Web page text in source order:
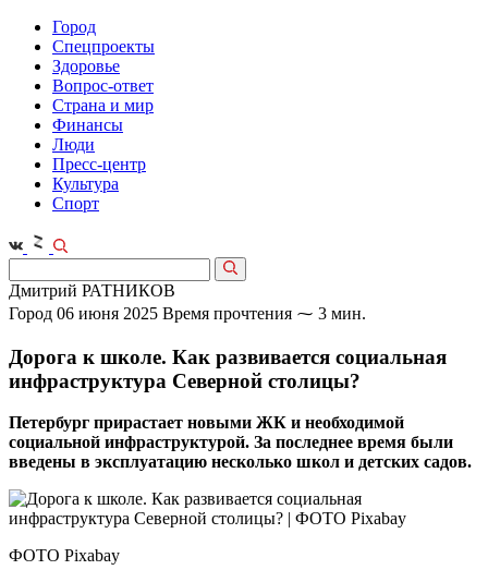
Город
Спецпроекты
Здоровье
Вопрос-ответ
Страна и мир
Финансы
Люди
Пресс-центр
Культура
Спорт
Дмитрий РАТНИКОВ
Город 06 июня 2025 Время прочтения ⁓ 3 мин.
Дорога к школе. Как развивается социальная
инфраструктура Северной столицы?
Петербург прирастает новыми ЖК и необходимой
социальной инфраструктурой. За последнее время были
введены в эксплуатацию несколько школ и детских садов.
ФОТО Pixabay